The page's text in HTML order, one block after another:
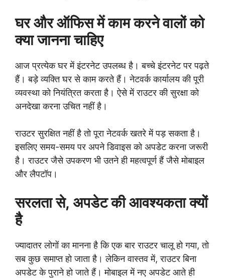
घर और ऑफिस में काम करने वालों को
क्या जानना चाहिए
आज प्रत्येक घर में इंटरनेट उपलब्ध है। बच्चे इंटरनेट पर पढ़ते
हैं। बड़े व्यक्ति घर से काम करते हैं। नेटवर्क कार्यालय की पूरी
व्यवस्था को नियंत्रित करता है। ऐसे में राउटर की सुरक्षा को
अनदेखा करना उचित नहीं है।
राउटर सुरक्षित नहीं है तो पूरा नेटवर्क खतरे में पड़ सकता है।
इसलिए समय-समय पर अपने डिवाइस को अपडेट करना जरूरी
है। राउटर जैसे उपकरण भी उतने ही महत्वपूर्ण हैं जैसे मोबाइल
और लैपटॉप।
सरलता से, अपडेट की आवश्यकता क्यों
है
ज्यादातर लोगों का मानना है कि एक बार राउटर चालू हो गया, तो
सब कुछ समाप्त हो जाता है। लेकिन वास्तव में, राउटर बिना
अपडेट के पुराने हो जाते हैं। मोबाइल में नए अपडेट आते ही